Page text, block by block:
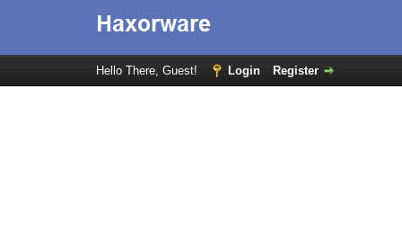
Hello There, Guest! Login Register